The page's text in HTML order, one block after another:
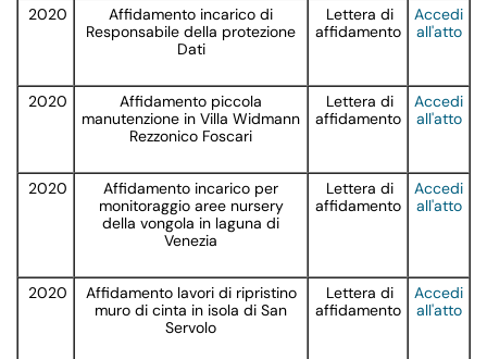
2020
Affidamento incarico di
Responsabile della protezione
Dati
Lettera di
affidamento
Accedi
all'atto
2020
Affidamento piccola
manutenzione in Villa Widmann
Rezzonico Foscari
Lettera di
affidamento
Accedi
all'atto
2020
Affidamento incarico per
monitoraggio aree nursery
della vongola in laguna di
Venezia
Lettera di
affidamento
Accedi
all'atto
2020
Affidamento lavori di ripristino
muro di cinta in isola di San
Servolo
Lettera di
affidamento
Accedi
all'atto